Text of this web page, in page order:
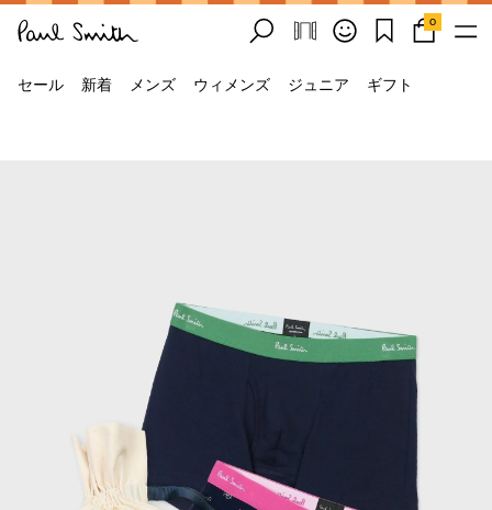
0
セール 新着 メンズ ウィメンズ ジュニア ギフト